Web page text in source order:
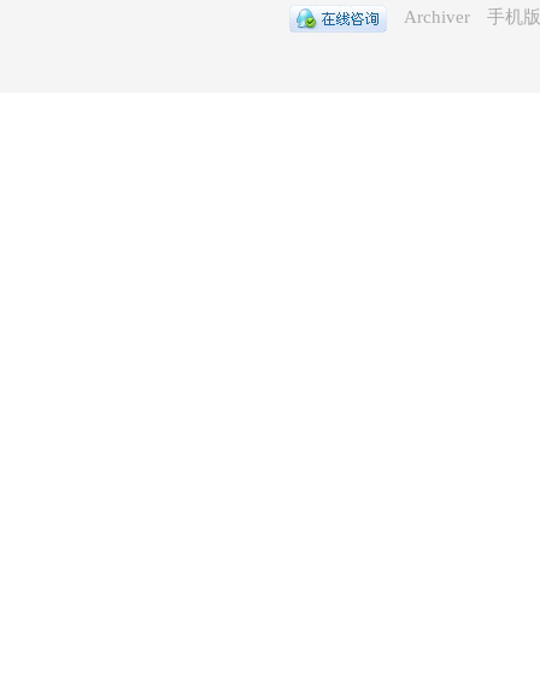
Archiver 手机版